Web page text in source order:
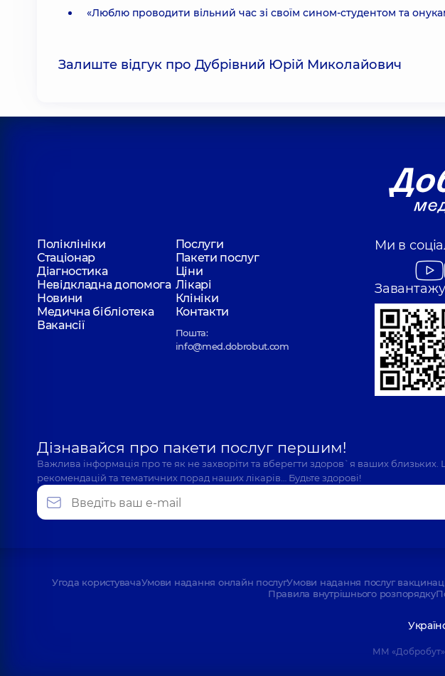
«Люблю проводити вільний час зі своїм сином-студентом та
Залиште відгук про Дубрівний Юрій Миколайович
Поліклініки
Послуги
Стаціонар
Пакети послуг
Діагностика
Ціни
Невідкладна допомога Лікарі
Новини
Клініки
Медична бібліотека
Контакти
Вакансії
Пошта:
info@med.dobrobut.com
Ми в
Дізнавайся про пакети послуг першим!
Важлива інформація про те як не захворіти та вберегти здоров`я ваших
рекомендацій та тематичних порад наших лікарів… Будьте здорові!
Угода користувачаУмови надання онлайн послугУмови надання послуг
Правила внутрішнього розпорядку
ММ «Добробут»